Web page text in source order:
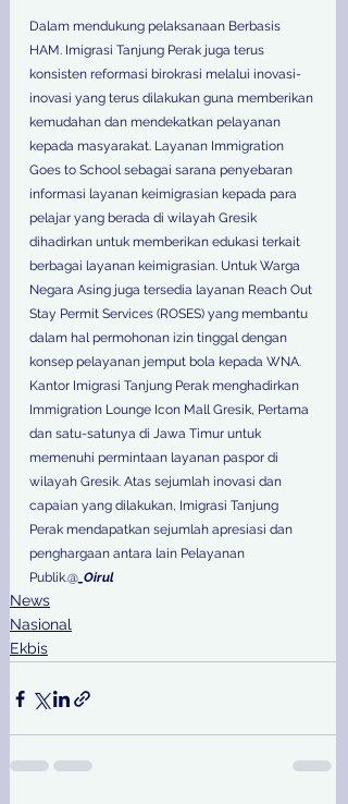
Dalam mendukung pelaksanaan Berbasis
HAM. Imigrasi Tanjung Perak juga terus
konsisten reformasi birokrasi melalui inovasi-
inovasi yang terus dilakukan guna memberikan
kemudahan dan mendekatkan pelayanan
kepada masyarakat. Layanan Immigration
Goes to School sebagai sarana penyebaran
informasi layanan keimigrasian kepada para
pelajar yang berada di wilayah Gresik
dihadirkan untuk memberikan edukasi terkait
berbagai layanan keimigrasian. Untuk Warga
Negara Asing juga tersedia layanan Reach Out
Stay Permit Services (ROSES) yang membantu
dalam hal permohonan izin tinggal dengan
konsep pelayanan jemput bola kepada WNA.
Kantor Imigrasi Tanjung Perak menghadirkan
Immigration Lounge Icon Mall Gresik, Pertama
dan satu-satunya di Jawa Timur untuk
memenuhi permintaan layanan paspor di
wilayah Gresik. Atas sejumlah inovasi dan
capaian yang dilakukan, Imigrasi Tanjung
Perak mendapatkan sejumlah apresiasi dan
penghargaan antara lain Pelayanan
Publik.@ _Oirul
News
Nasional
Ekbis